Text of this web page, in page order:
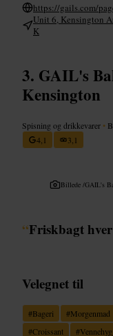
https://gails.com/
Unit 6, Kensington
K
GAIL's
Kensington
Spisning og drikkevarer •
4,1
3,1
Billede /GAIL's
“Friskbagt
Velegnet til
#Bageri #Morgenmad
#Croissant #